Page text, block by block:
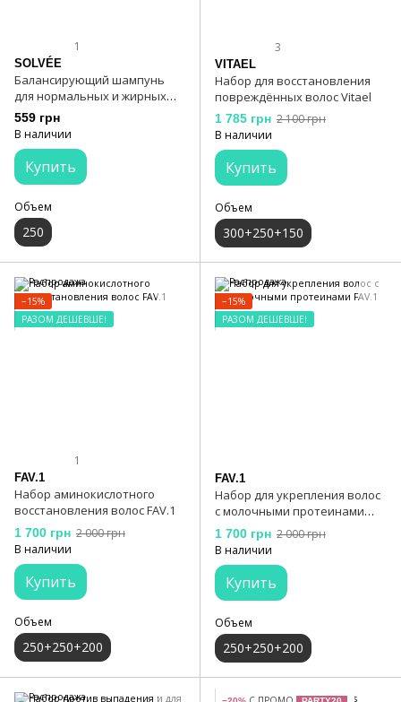
1
SOLVÉE
Балансирующий шампунь
для нормальных и жирных
волос SOLVÉE Elan Shampoo
250 мл
559 грн
В наличии
Купить
Объем
250
3
VITAEL
Набор для восстановления
повреждённых волос Vitael
1 785 грн 2 100 грн
В наличии
Купить
Объем
300+250+150
−15%
РАЗОМ ДЕШЕВШЕ!
1
FAV.1
Набор аминокислотного
восстановления волос FAV.1
1 700 грн 2 000 грн
В наличии
Купить
Объем
250+250+200
−15%
РАЗОМ ДЕШЕВШЕ!
FAV.1
Набор для укрепления волос
с молочными протеинами
FAV.1
1 700 грн 2 000 грн
В наличии
Купить
Объем
250+250+200